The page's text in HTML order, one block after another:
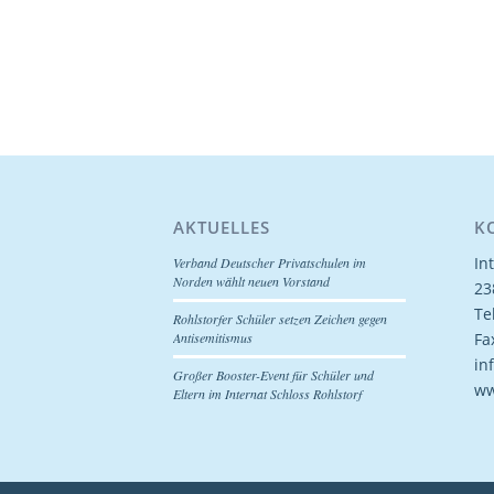
AKTUELLES
Verband Deutscher Privatschulen im
Norden wählt neuen Vorstand
Rohlstorfer Schüler setzen Zeichen gegen
Antisemitismus
Großer Booster-Event für Schüler und
Eltern im Internat Schloss Rohlstorf